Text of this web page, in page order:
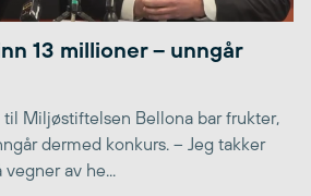
13 millioner – unngår
til Miljøstiftelsen Bellona bar frukter,
dermed konkurs. – Jeg takker
av he...